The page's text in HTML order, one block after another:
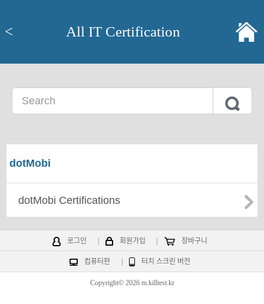
< All IT Certification
dotMobi
dotMobi Certifications
로그인 회원가입 장바구니
컴퓨터판 터치 스크린 버전
Copyright© 2026 m.killtest.kr